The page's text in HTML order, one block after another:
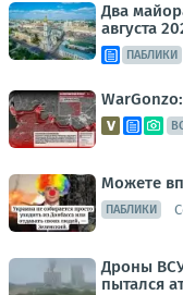
Два
августа
ПАБЛИКИ
Можете
ПАБЛИКИ
Дроны
пытался